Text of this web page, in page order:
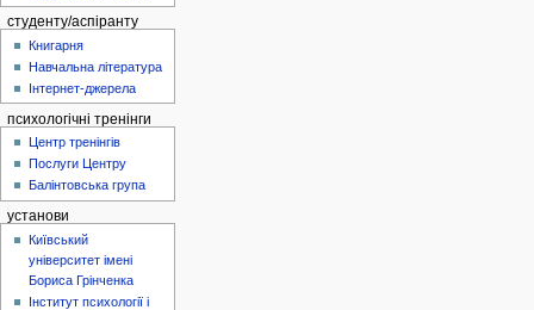
студенту/аспіранту
Книгарня
Навчальна література
Інтернет-джерела
психологічні тренінги
Центр тренінгів
Послуги Центру
Балінтовська група
установи
Київський
університет імені
Бориса Грінченка
Інститут психології і